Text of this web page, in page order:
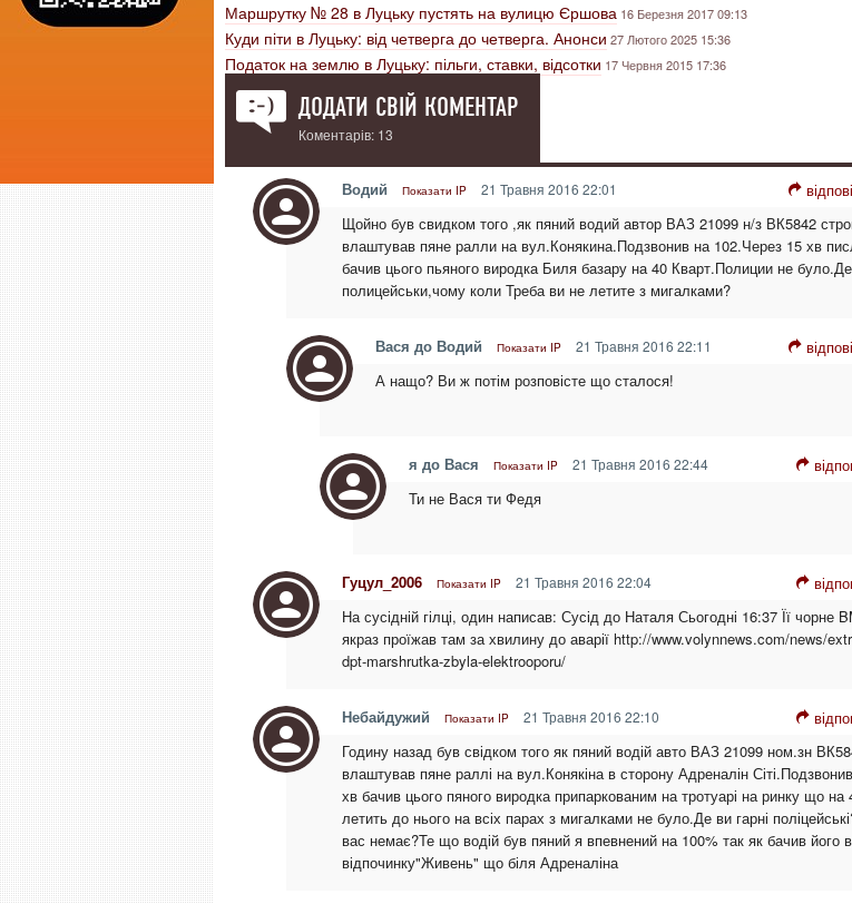
Маршрутку № 28 в Луцьку пустять на вулицю Єршова 16 Березня 2017 09:13
Куди піти в Луцьку: від четверга до четверга. Анонси 27 Лютого 2025 15:36
Податок на землю в Луцьку: пільги, ставки, відсотки 17 Червня 2015 17:36
ДОДАТИ СВІЙ КОМЕНТАР
Коментарів: 13
Водий Показати IP 21 Травня 2016 22:01
Щойно був свидком того ,як пяний водий автор ВАЗ 21099 н/з ВК5842
влаштував пяне ралли на вул.Конякина.Подзвонив на 102.Через 15 хв
бачив цього пьяного виродка Биля базару на 40 Кварт.Полиции не
полицейськи,чому коли Треба ви не летите з мигалками?
Вася до Водий Показати IP 21 Травня 2016 22:11
А нащо? Ви ж потім розповісте що сталося!
я до Вася Показати IP 21 Травня 2016 22:44
Ти не Вася ти Федя
Гуцул_2006 Показати IP 21 Травня 2016 22:04
На сусідній гілці, один написав: Сусід до Наталя Сьогодні 16:37 Її чорне
якраз проїжав там за хвилину до аварії http://www.volynnews.com/news/
dpt-marshrutka-zbyla-elektrooporu/
Небайдужий Показати IP 21 Травня 2016 22:10
Годину назад був свідком того як пяний водій авто ВАЗ 21099 ном.зн
влаштував пяне раллі на вул.Конякіна в сторону Адреналін
хв бачив цього пяного виродка припаркованим на тротуарі на ринку що на
летить до нього на всіх парах з мигалками не було.Де ви гарні
вас немає?Те що водій був пяний я впевнений на 100% так як бачив його
відпочинку"Живень" що біля Адреналіна